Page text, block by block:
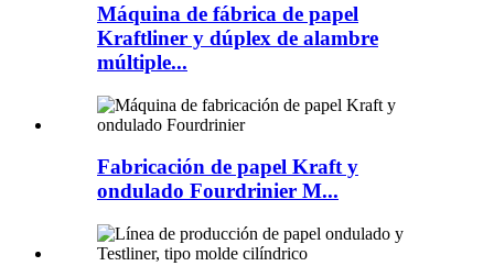
Máquina de fábrica de papel
Kraftliner y dúplex de alambre
múltiple...
Fabricación de papel Kraft y
ondulado Fourdrinier M...